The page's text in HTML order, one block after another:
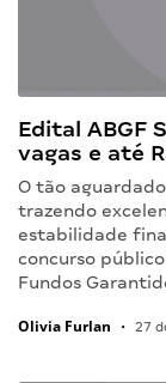
Edital ABGF
vagas e até
O tão
trazendo
estabilidade
concurso
Fundos
Olivia Furlan • 27